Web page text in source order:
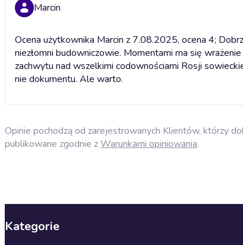
Marcin
Ocena użytkownika Marcin z 7.08.2025, ocena 4;
niezłomni budowniczowie. Momentami ma się
zachwytu nad wszelkimi codownościami Rosji
nie dokumentu. Ale warto.
Opinie pochodzą od zarejestrowanych Klientów, którzy
publikowane zgodnie zWarunkami opiniowania.
Kategorie